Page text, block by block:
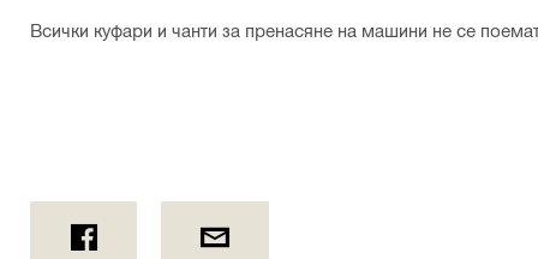
Всички куфари и чанти за пренасяне на машини не се